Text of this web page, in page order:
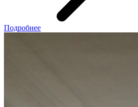
Подробнее